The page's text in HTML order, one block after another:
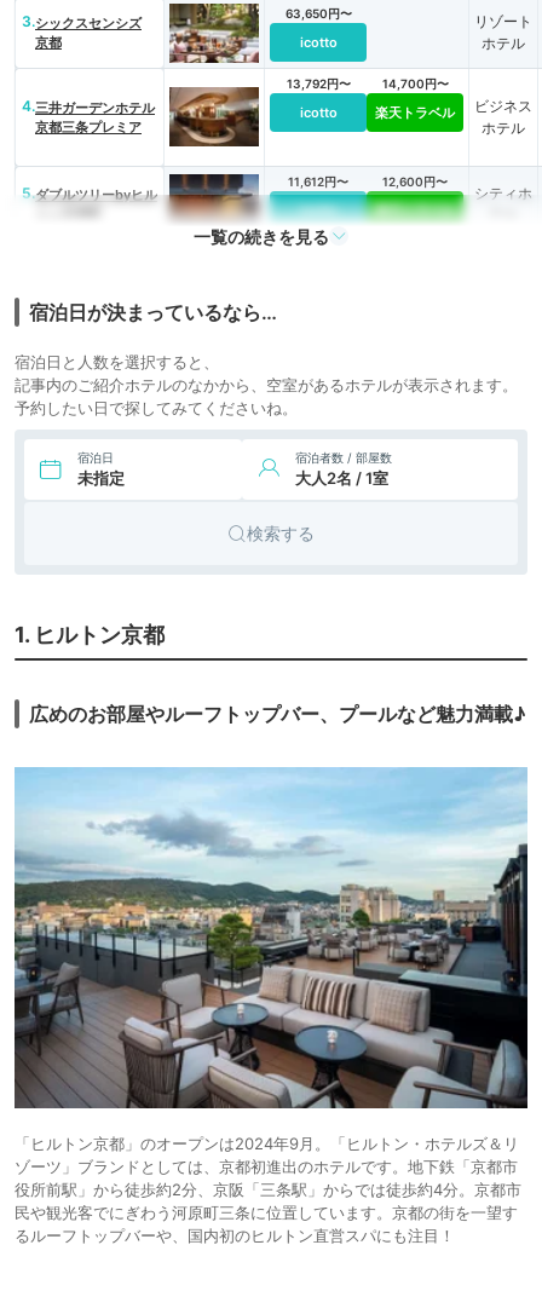
3.シックスセンシズ
京都
63,650円〜
icotto
リゾート
ホテル
4.三井ガーデンホテル
京都三条プレミア
13,792円〜
icotto
14,700円〜
楽天トラベル
ビジネス
ホテル
5.ダブルツリーbyヒル
11,612円〜
icotto
12,600円〜
楽天トラベル
シティホ
ン京都木屋町
8.
レックス by シェラ
トン 京都御池
4,125円〜
icotto
4,100円〜
楽天トラベル
ビジネス
icotto
31,309円〜 31,600円〜
シティホ
3,700円〜
ラ・ジェント・ホ
テル京都二条
icotto 楽天トラベル
ホテル
14.KAYA 京都 二条城
BWシグネチャーコ
レクションbyベス
トウェスタン
icotto 楽天トラベル
シティホ
テル
15. MIMARU SUITES
京都CENTRAL
32,830円〜
icotto
39,200円〜
楽天トラベル
アパート
メント
16.Gion Elite Terrace
17,419円〜
icotto 楽天トラベル
テル
17.
ヒルトン・ガーデ
13,851円〜 14,300円〜
シティホ
一覧の続きを見る
宿泊日が決まっているなら…
宿泊日と人数を選択すると、
記事内のご紹介ホテルのなかから、空室があるホテルが表示されます。
予約したい日で探してみてくださいね。
宿泊日
未指定
宿泊者数 / 部屋数
大人2名 / 1室
検索する
1. ヒルトン京都
広めのお部屋やルーフトップバー、プールなど魅力満載♪
「ヒルトン京都」のオープンは2024年9月。「ヒルトン・ホテルズ＆リ
ゾーツ」ブランドとしては、京都初進出のホテルです。地下鉄「京都市
役所前駅」から徒歩約2分、京阪「三条駅」からでは徒歩約4分。京都市
民や観光客でにぎわう河原町三条に位置しています。京都の街を一望す
るルーフトップバーや、国内初のヒルトン直営スパにも注目！